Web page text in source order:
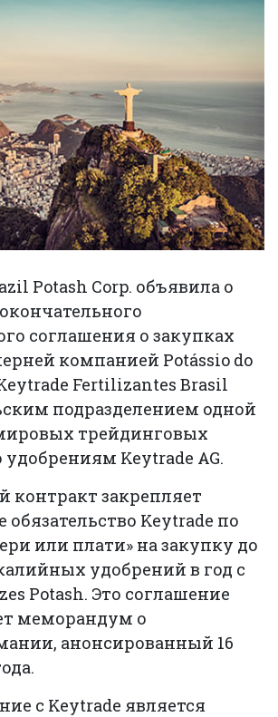
Potash Corp. объявила о
соглашения о закупках
компанией Potássio do
Fertilizantes Brasil
подразделением одной
трейдинговых
Keytrade AG.
контракт закрепляет
обязательство Keytrade по
или плати» на закупку до
удобрений в год с
Potash. Это соглашение
меморандум о
анонсированный 16
с Keytrade является